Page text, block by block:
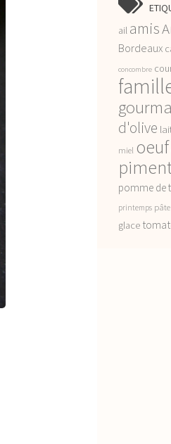
ail amis
Bordeaux
concombre
d'olive
miel oeuf
pomme de
printemps
glace